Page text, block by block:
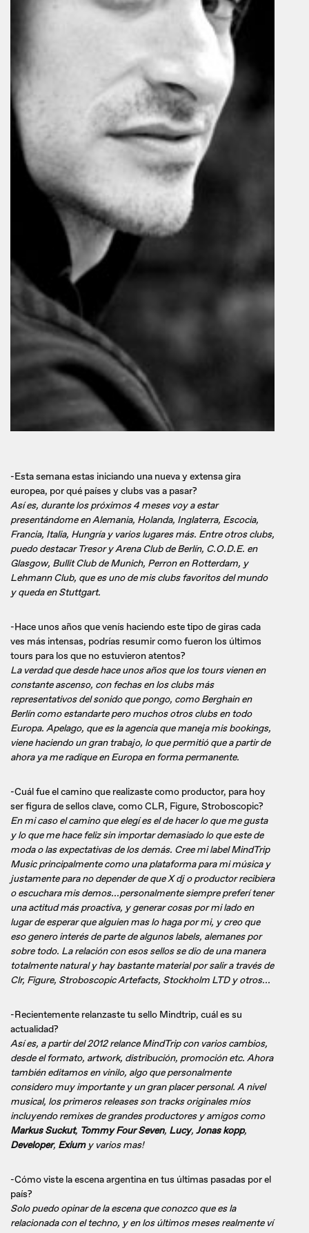
-Esta semana estas iniciando una nueva y extensa gira
europea, por qué países y clubs vas a pasar?
Así es, durante los próximos 4 meses voy a estar
presentándome en Alemania, Holanda, Inglaterra, Escocia,
Francia, Italia, Hungría y varios lugares más. Entre otros clubs,
puedo destacar Tresor y Arena Club de Berlín, C.O.D.E. en
Glasgow, Bullit Club de Munich, Perron en Rotterdam, y
Lehmann Club, que es uno de mis clubs favoritos del mundo
y queda en Stuttgart.
-Hace unos años que venís haciendo este tipo de giras cada
ves más intensas, podrías resumir como fueron los últimos
tours para los que no estuvieron atentos?
La verdad que desde hace unos años que los tours vienen en
constante ascenso, con fechas en los clubs más
representativos del sonido que pongo, como Berghain en
Berlín como estandarte pero muchos otros clubs en todo
Europa. Apelago, que es la agencia que maneja mis bookings,
viene haciendo un gran trabajo, lo que permitió que a partir de
ahora ya me radique en Europa en forma permanente.
-Cuál fue el camino que realizaste como productor, para hoy
ser figura de sellos clave, como CLR, Figure, Stroboscopic?
En mi caso el camino que elegí es el de hacer lo que me gusta
y lo que me hace feliz sin importar demasiado lo que este de
moda o las expectativas de los demás. Cree mi label MindTrip
Music principalmente como una plataforma para mi música y
justamente para no depender de que X dj o productor recibiera
o escuchara mis demos...personalmente siempre preferí tener
una actitud más proactiva, y generar cosas por mi lado en
lugar de esperar que alguien mas lo haga por mi, y creo que
eso genero interés de parte de algunos labels, alemanes por
sobre todo. La relación con esos sellos se dio de una manera
totalmente natural y hay bastante material por salir a través de
Clr, Figure, Stroboscopic Artefacts, Stockholm LTD y otros...
-Recientemente relanzaste tu sello Mindtrip, cuál es su
actualidad?
Así es, a partir del 2012 relance MindTrip con varios cambios,
desde el formato, artwork, distribución, promoción etc. Ahora
también editamos en vinilo, algo que personalmente
considero muy importante y un gran placer personal. A nivel
musical, los primeros releases son tracks originales míos
incluyendo remixes de grandes productores y amigos como
Markus Suckut, Tommy Four Seven, Lucy, Jonas kopp,
Developer, Exium y varios mas!
-Cómo viste la escena argentina en tus últimas pasadas por el
país?
Solo puedo opinar de la escena que conozco que es la
relacionada con el techno, y en los últimos meses realmente ví